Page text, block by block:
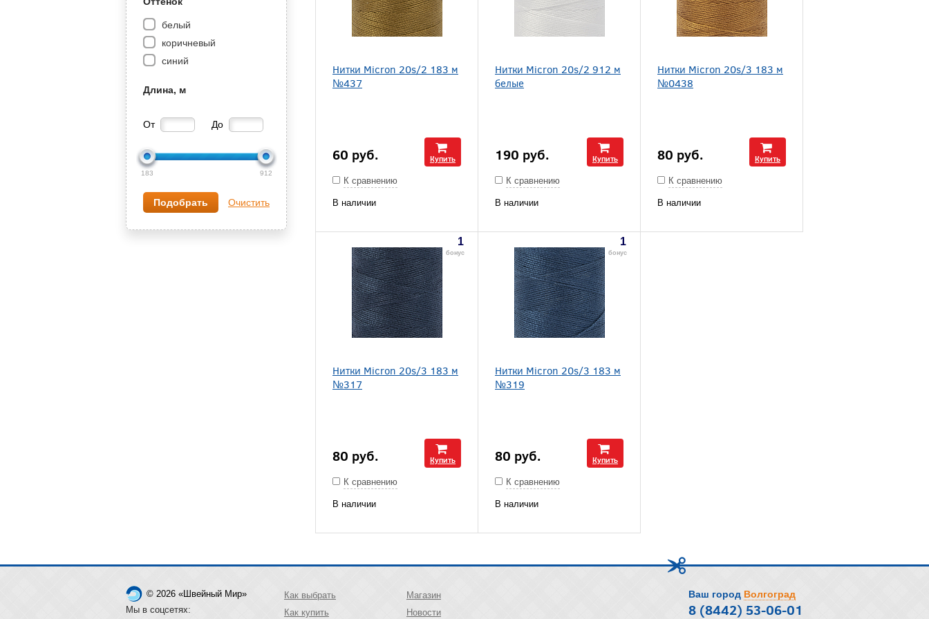
белый
коричневый
синий
Длина, м
От До
183 912
Очистить
Нитки Micron 20s/2 183 м
№437
60 руб. Купить
К сравнению
В наличии
Нитки Micron 20s/2 912 м
белые
190 руб. Купить
К сравнению
В наличии
Нитки Micron 20s/3 183 м
№0438
80 руб. Купить
К сравнению
В наличии
1
бонус
Нитки Micron 20s/3 183 м
№317
80 руб. Купить
К сравнению
В наличии
1
бонус
Нитки Micron 20s/3 183 м
№319
80 руб. Купить
К сравнению
В наличии
© 2026 «Швейный Мир»
Мы в соцсетях:
Как выбрать
Как купить
Магазин
Новости
Ваш город Волгоград
8 (8442) 53-06-01